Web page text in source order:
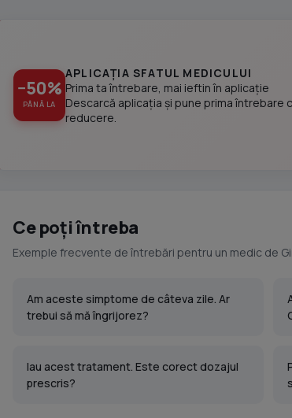
−50%
PÂNĂ LA
APLICAȚIA SFATUL MEDICULUI
Prima ta întrebare, mai ieftin în aplicație
Descarcă aplicația și pune prima întrebare
reducere.
Ce poți întreba
Exemple frecvente de întrebări pentru un medic de
Am aceste simptome de câteva zile. Ar
trebui să mă îngrijorez?
Iau acest tratament. Este corect dozajul
prescris?